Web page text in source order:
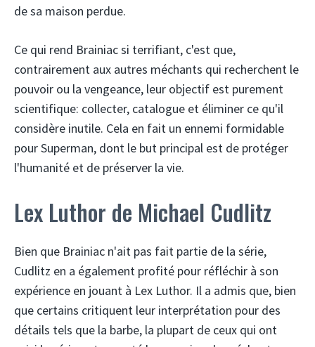
de sa maison perdue.
Ce qui rend Brainiac si terrifiant, c'est que,
contrairement aux autres méchants qui recherchent le
pouvoir ou la vengeance, leur objectif est purement
scientifique: collecter, catalogue et éliminer ce qu'il
considère inutile. Cela en fait un ennemi formidable
pour Superman, dont le but principal est de protéger
l'humanité et de préserver la vie.
Lex Luthor de Michael Cudlitz
Bien que Brainiac n'ait pas fait partie de la série,
Cudlitz en a également profité pour réfléchir à son
expérience en jouant à Lex Luthor. Il a admis que, bien
que certains critiquent leur interprétation pour des
détails tels que la barbe, la plupart de ceux qui ont